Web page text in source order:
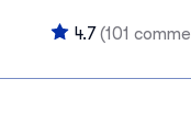
4.7(101